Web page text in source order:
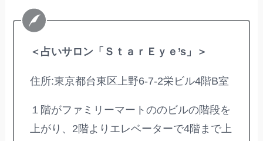
＜占いサロン「ＳｔａｒＥｙｅ’s」＞
住所:東京都台東区上野6-7-2栄ビル4階B室
１階がファミリーマートののビルの階段を
上がり、2階よりエレベーターで4階まで上